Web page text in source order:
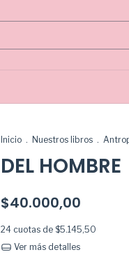
Inicio . Nuestros libros .
DEL HOMBRE
$40.000,00
24 cuotas de $5.145,50
Ver más detalles